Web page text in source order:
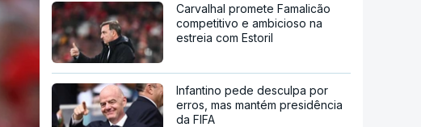
Carvalhal promete Famalicão
competitivo e ambicioso na
estreia com Estoril
Infantino pede desculpa por
erros, mas mantém presidência
da FIFA